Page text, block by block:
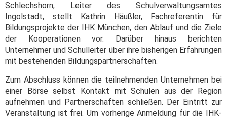
Schlechshorn, Leiter des Schulverwaltungsamtes
Ingolstadt, stellt Kathrin Häußler, Fachreferentin für
Bildungsprojekte der IHK München, den Ablauf und die Ziele
der Kooperationen vor. Darüber hinaus berichten
Unternehmer und Schulleiter über ihre bisherigen Erfahrungen
mit bestehenden Bildungspartnerschaften.
Zum Abschluss können die teilnehmenden Unternehmen bei
einer Börse selbst Kontakt mit Schulen aus der Region
aufnehmen und Partnerschaften schließen. Der Eintritt zur
Veranstaltung ist frei. Um vorherige Anmeldung für die IHK-